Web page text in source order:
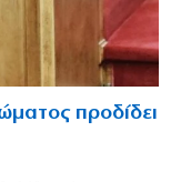
προδίδει